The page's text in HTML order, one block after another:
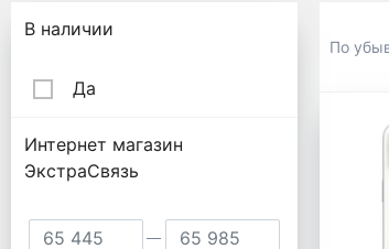
По
Подбор параметров
В наличии
Да
Интернет магазин
ЭкстраСвязь